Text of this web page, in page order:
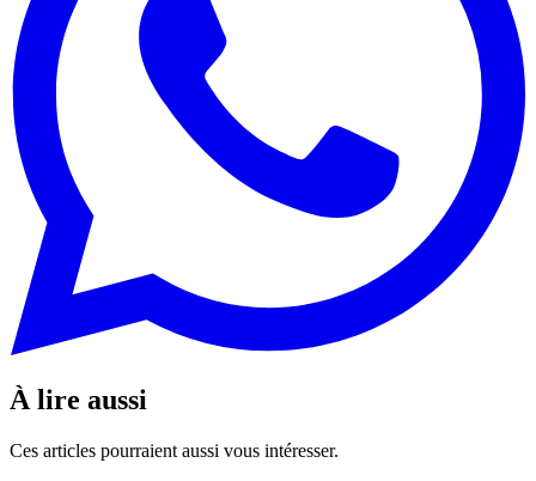
À lire aussi
Ces articles pourraient aussi vous intéresser.